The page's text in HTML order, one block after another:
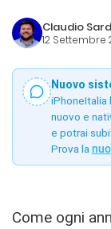
Claudio
12 Settembre
Nuovo
iPhoneItalia
nuovo e
e potrai
Prova la
Come ogni